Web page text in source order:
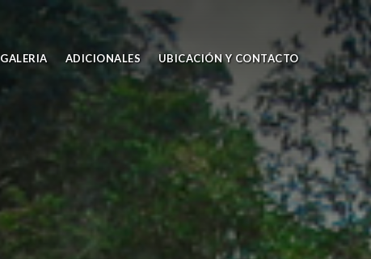
GALERIA ADICIONALES UBICACIÓN Y CONTACTO